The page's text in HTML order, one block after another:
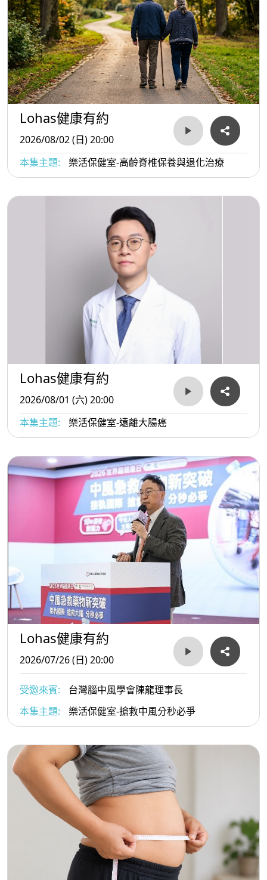
Lohas健康有約
2026/08/02 (日) 20:00
本集主題:
樂活保健室-高齡脊椎保養與退化治療
Lohas健康有約
2026/08/01 (六) 20:00
本集主題:
樂活保健室-遠離大腸癌
Lohas健康有約
2026/07/26 (日) 20:00
受邀來賓:
台灣腦中風學會陳龍理事長
本集主題:
樂活保健室-搶救中風分秒必爭